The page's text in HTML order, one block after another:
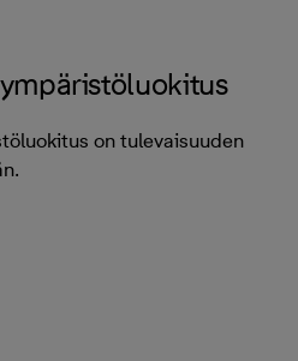
on tulevaisuuden